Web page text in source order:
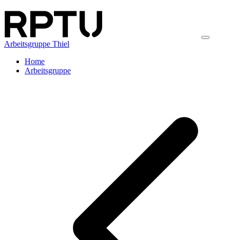
Arbeitsgruppe Thiel
Home
Arbeitsgruppe